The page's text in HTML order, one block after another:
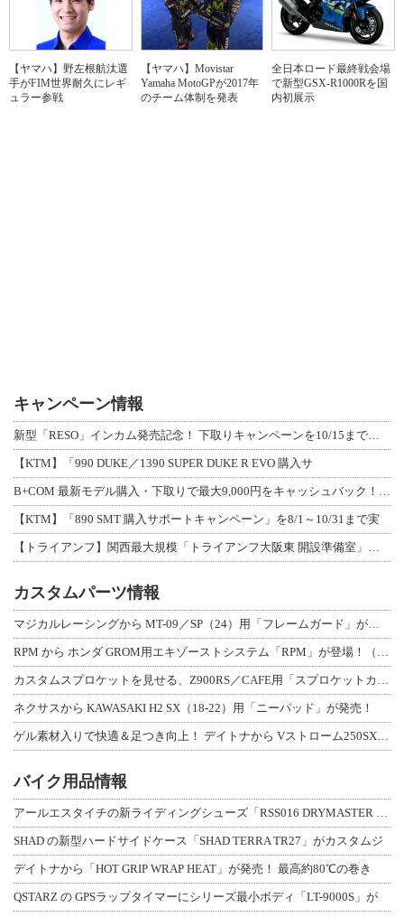
【ヤマハ】野左根航汰選
手がFIM世界耐久にレギ
ュラー参戦
【ヤマハ】Movistar
Yamaha MotoGPが2017年
のチーム体制を発表
全日本ロード最終戦会場
で新型GSX-R1000Rを国
内初展示
キャンペーン情報
新型「RESO」インカム発売記念！ 下取りキャンペーンを10/15まで延長して開
【KTM】「990 DUKE／1390 SUPER DUKE R EVO 購入サ
B+COM 最新モデル購入・下取りで最大9,000円をキャッシュバック！「B+F
【KTM】「890 SMT 購入サポートキャンペーン」を8/1～10/31まで実
【トライアンフ】関西最大規模「トライアンフ大阪東 開設準備室」がオープン！ 限定
カスタムパーツ情報
マジカルレーシングから MT-09／SP（24）用「フレームガード」が登場！
RPM から ホンダ GROM用エキゾーストシステム「RPM」が登場！（動画あり
カスタムスプロケットを見せる、Z900RS／CAFE用「スプロケットカバーフルキ
ネクサスから KAWASAKI H2 SX（18-22）用「ニーパッド」が発売！
ゲル素材入りで快適＆足つき向上！ デイトナから Vストローム250SX用「快適ロ
バイク用品情報
アールエスタイチの新ライディングシューズ「RSS016 DRYMASTER スト
SHAD の新型ハードサイドケース「SHAD TERRA TR27」がカスタムジ
デイトナから「HOT GRIP WRAP HEAT」が発売！ 最高約80℃の巻き
QSTARZ の GPSラップタイマーにシリーズ最小ボディ「LT-9000S」が